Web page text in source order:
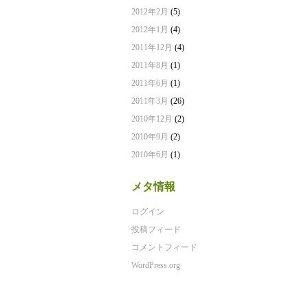
2012年2月 (5)
2012年1月 (4)
2011年12月 (4)
2011年8月 (1)
2011年6月 (1)
2011年3月 (26)
2010年12月 (2)
2010年9月 (2)
2010年6月 (1)
メタ情報
ログイン
投稿フィード
コメントフィード
WordPress.org